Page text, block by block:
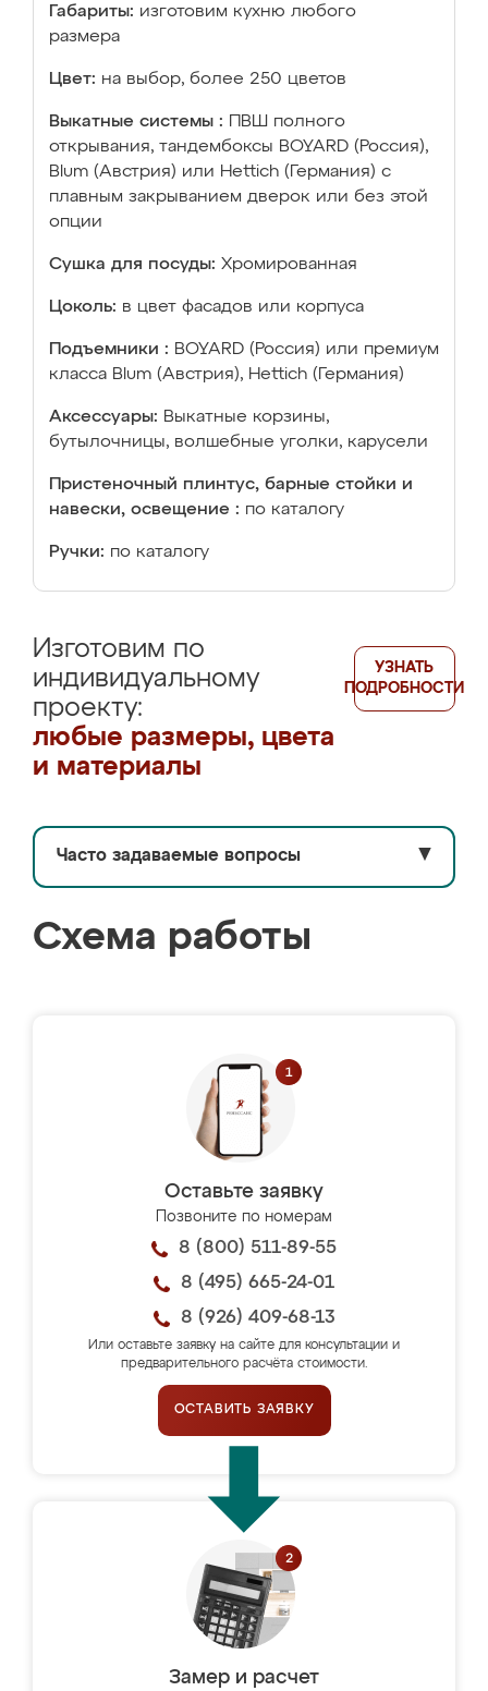
Габариты: изготовим кухню любого
размера
Цвет: на выбор, более 250 цветов
Выкатные системы :
ПВШ полного
открывания, тандембоксы BOYARD (Россия),
Blum (Австрия) или Hettich (Германия) с
плавным закрыванием дверок или без этой
опции
Сушка для посуды: Хромированная
Цоколь: в цвет фасадов или корпуса
Подъемники : BOYARD (Россия) или премиум
класса Blum (Австрия), Hettich (Германия)
Аксессуары: Выкатные корзины,
бутылочницы, волшебные уголки, карусели
Пристеночный плинтус, барные стойки и
навески, освещение : по каталогу
Ручки: по каталогу
Изготовим по
индивидуальному
проекту:
любые размеры, цвета
и материалы
УЗНАТЬ
ПОДРОБНОСТИ
Часто задаваемые вопросы ▼
Схема работы
Оставьте заявку
Позвоните по номерам
8 (800) 511-89-55
8 (495) 665-24-01
8 (926) 409-68-13
Или оставьте заявку на сайте для консультации и
предварительного расчёта стоимости.
ОСТАВИТЬ ЗАЯВКУ
Замер и расчет